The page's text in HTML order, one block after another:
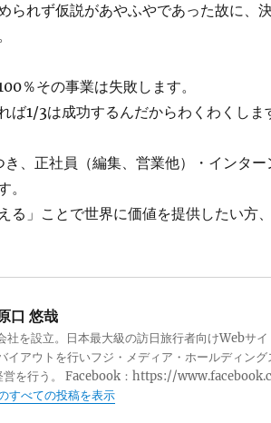
られず仮説があやふやであった故に、
％その事業は失敗します。
ば1/3は成功するんだからわくわくしま
、正社員（編集、営業他）・インター
。
る」ことで世界に価値を提供したい方
口 悠哉
社を設立。日本最大級の訪日旅行者向けWebサイ
イアウトを行いフジ・メディア・ホールディン
営を行う。 Facebook：https://
すべての投稿を表示